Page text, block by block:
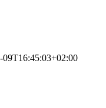
09T16:45:03+02:00